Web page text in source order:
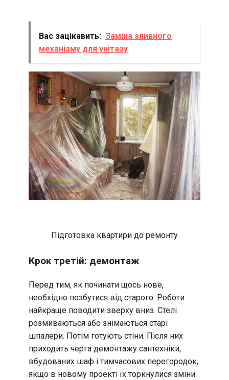
Вас зацікавить: Заміна зливного
механізму для унітазу
Підготовка квартири до ремонту
Крок третій: демонтаж
Перед тим, як починати щось нове,
необхідно позбутися від старого. Роботи
найкраще поводити зверху вниз. Стелі
розмиваються або знімаються старі
шпалери. Потім готують стіни. Після них
приходить черга демонтажу сантехніки,
вбудованих шаф і тимчасових перегородок,
якщо в новому проекті їх торкнулися зміни.